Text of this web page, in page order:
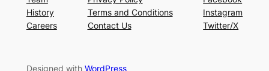
History
Careers
Terms and Conditions
Contact Us
Instagram
Twitter/X
Designed with WordPress